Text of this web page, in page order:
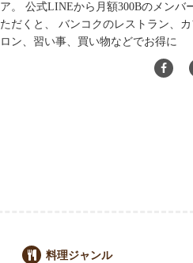
ア。 公式LINEから月額300Bのメンバ
ただくと、 バンコクのレストラン、
ロン、習い事、買い物などでお得に
料理ジャンル